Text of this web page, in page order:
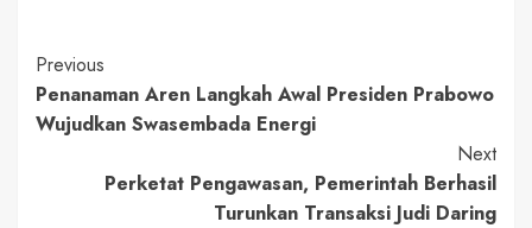
Continue
Reading
Previous
Penanaman Aren Langkah Awal Presiden Prabowo
Wujudkan Swasembada Energi
Next
Perketat Pengawasan, Pemerintah Berhasil
Turunkan Transaksi Judi Daring